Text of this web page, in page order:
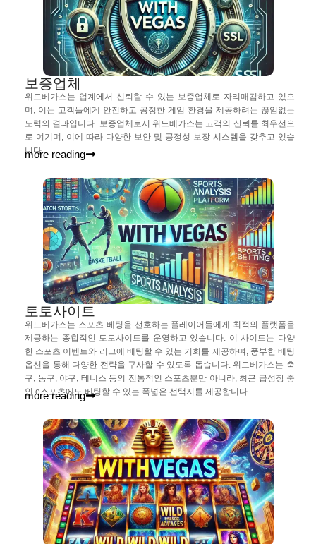
보증업체
위드베가스는 업계에서 신뢰할 수 있는 보증업체로 자리매김하고 있으
며, 이는 고객들에게 안전하고 공정한 게임 환경을 제공하려는 끊임없는
노력의 결과입니다. 보증업체로서 위드베가스는 고객의 신뢰를 최우선으
로 여기며, 이에 따라 다양한 보안 및 공정성 보장 시스템을 갖추고 있습
니다.
more reading
토토사이트
위드베가스는 스포츠 베팅을 선호하는 플레이어들에게 최적의 플랫폼을
제공하는 종합적인 토토사이트를 운영하고 있습니다. 이 사이트는 다양
한 스포츠 이벤트와 리그에 베팅할 수 있는 기회를 제공하며, 풍부한 베팅
옵션을 통해 다양한 전략을 구사할 수 있도록 돕습니다. 위드베가스는 축
구, 농구, 야구, 테니스 등의 전통적인 스포츠뿐만 아니라, 최근 급성장 중
인 e스포츠에도 베팅할 수 있는 폭넓은 선택지를 제공합니다.
more reading